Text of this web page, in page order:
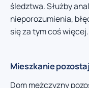
śledztwa. Służby
nieporozumienia,
się za tym coś więcej.
Mieszkanie
Dom mężczyzny